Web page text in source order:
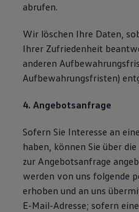
abrufen.
Wir löschen Ihre Daten,
Ihrer Zufriedenheit
anderen
Aufbewahrungsfristen)
4. Angebotsanfrage
Sofern Sie Interesse an
haben, können Sie über
zur Angebotsanfrage
werden von uns folgende
erhoben und an uns
E-Mail-Adresse; sofern